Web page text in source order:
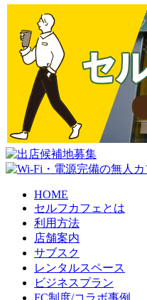
HOME
セルフカフェとは
利用方法
店舗案内
サブスク
レンタルスペース
ビジネスプラン
FC制度/コラボ事例